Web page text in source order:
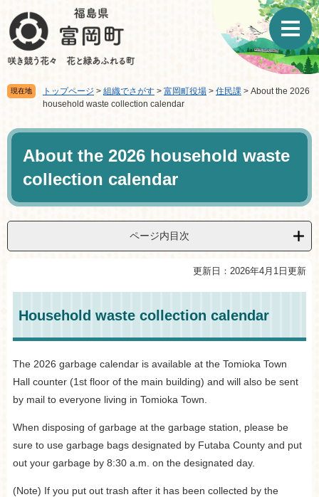
ジ
先
頭
で
ュ
を
飛
ば
現在地 トップページ > 組織でさがす > 富岡町役場 > 住民課 > About the 2026
household waste collection calendar
本
About the 2026 household waste
collection calendar
ページ内目次
更新日：2026年4月1日更新
Household waste collection calendar
The 2026 garbage calendar is available at the Tomioka Town
Hall counter (1st floor of the main building) and will also be sent
by mail to everyone living in Tomioka Town.
When disposing of garbage at the garbage station, please be
sure to use garbage bags designated by Futaba County and put
out your garbage by 8:30 a.m. on the designated day.
(Note) If you put out trash after it has been collected by the